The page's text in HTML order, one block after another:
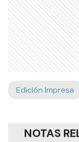
Edición Impresa
NOTAS